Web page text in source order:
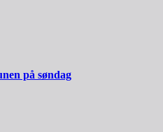
på søndag